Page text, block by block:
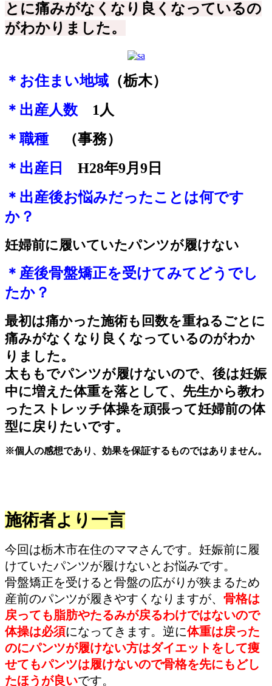
とに痛みがなくなり良くなっているの
がわかりました。
＊お住まい地域 （栃木）
＊出産人数 1人
＊職種
（事務）
＊出産日
H28年9月9日
＊出産後お悩みだったことは何です
か？
妊婦前に履いていたパンツが履けない
＊産後骨盤矯正を受けてみてどうでし
たか？
最初は痛かった施術も回数を重ねるごとに
痛みがなくなり良くなっているのがわか
りました。
太ももでパンツが履けないので、後は妊娠
中に増えた体重を落として、先生から教わ
ったストレッチ体操を頑張って妊婦前の体
型に戻りたいです。
※個人の感想であり、効果を保証するものではありません。
施術者より一言
今回は栃木市在住のママさんです。妊娠前に履
けていたパンツが履けないとお悩みです。
骨盤矯正を受けると骨盤の広がりが狭まるため
産前のパンツが履きやすくなりますが、 骨格は
戻っても脂肪やたるみが戻るわけではないので
体操は必須になってきます。逆に体重は戻った
のにパンツが履けない方はダイエットをして痩
せてもパンツは履けないので骨格を先にもどし
たほうが良いです。